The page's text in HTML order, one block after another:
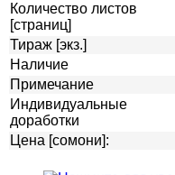
Количество листов
[страниц]
Тираж [экз.]
Наличие
Примечание
Индивидуальные
доработки
Цена [сомони]: